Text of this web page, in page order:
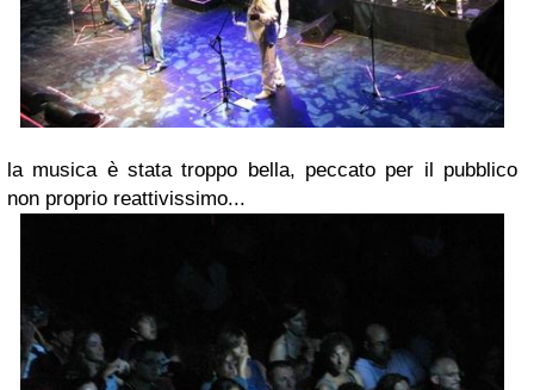
la musica è stata troppo bella, peccato per il pubblico
non proprio reattivissimo...